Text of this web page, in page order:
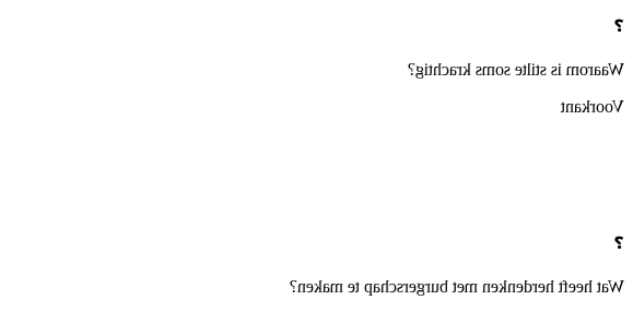
❓
Waarom is stilte soms krachtig?
Voorkant
❓
Wat heeft herdenken met burgerschap te maken?